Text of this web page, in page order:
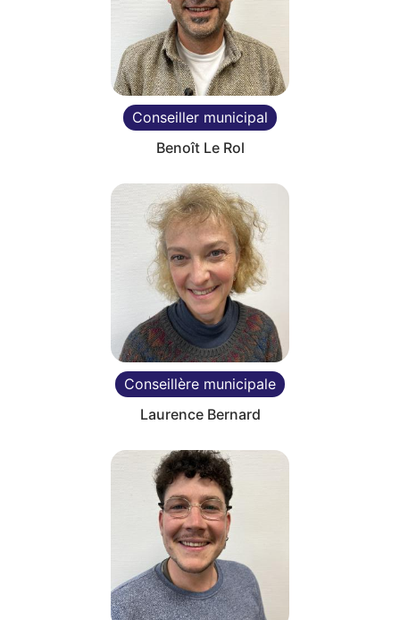
Conseiller municipal
Benoît Le Rol
Conseillère municipale
Laurence Bernard